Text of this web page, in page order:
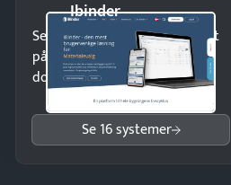
Ibinder
Send kontrakter til underskrift
på minutter og mist ingen
dokumenter.
Se 16 systemer